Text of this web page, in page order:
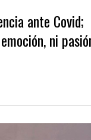
ante Covid;
ni